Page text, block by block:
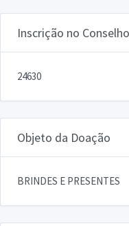
Inscrição no
24630
Objeto da Doação
BRINDES E PRESENTES